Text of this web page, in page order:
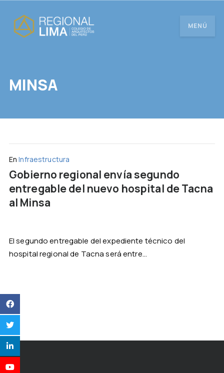
MENÚ
MINSA
En Infraestructura
Gobierno regional envía segundo
entregable del nuevo hospital de Tacna
al Minsa
El segundo entregable del expediente técnico del
hospital regional de Tacna será entre...